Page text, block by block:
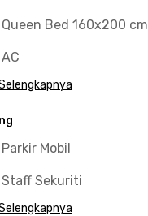
Queen Bed 160x200 cm
AC
Parkir Mobil
Staff Sekuriti